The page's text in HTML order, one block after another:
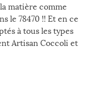
matière comme
le 78470 !! Et en ce
à tous les types
Artisan Coccoli et